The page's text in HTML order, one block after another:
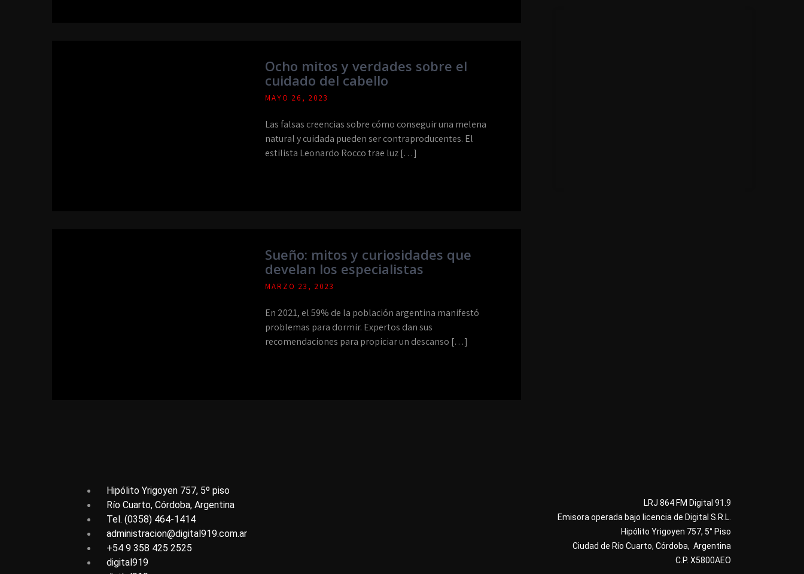
Ocho mitos y verdades sobre el
cuidado del cabello
MAYO 26, 2023
Las falsas creencias sobre cómo conseguir una melena
natural y cuidada pueden ser contraproducentes. El
estilista Leonardo Rocco trae luz […]
Sueño: mitos y curiosidades que
develan los especialistas
MARZO 23, 2023
En 2021, el 59% de la población argentina manifestó
problemas para dormir. Expertos dan sus
recomendaciones para propiciar un descanso […]
Hipólito Yrigoyen 757, 5º piso
Río Cuarto, Córdoba, Argentina
Tel. (0358) 464-1414
administracion@digital919.com.ar
+54 9 358 425 2525
digital919
LRJ 864 FM Digital 91.9
Emisora operada bajo licencia de Digital S.R.L.
Hipólito Yrigoyen 757, 5° Piso
Ciudad de Río Cuarto, Córdoba, Argentina
C.P. X5800AEO